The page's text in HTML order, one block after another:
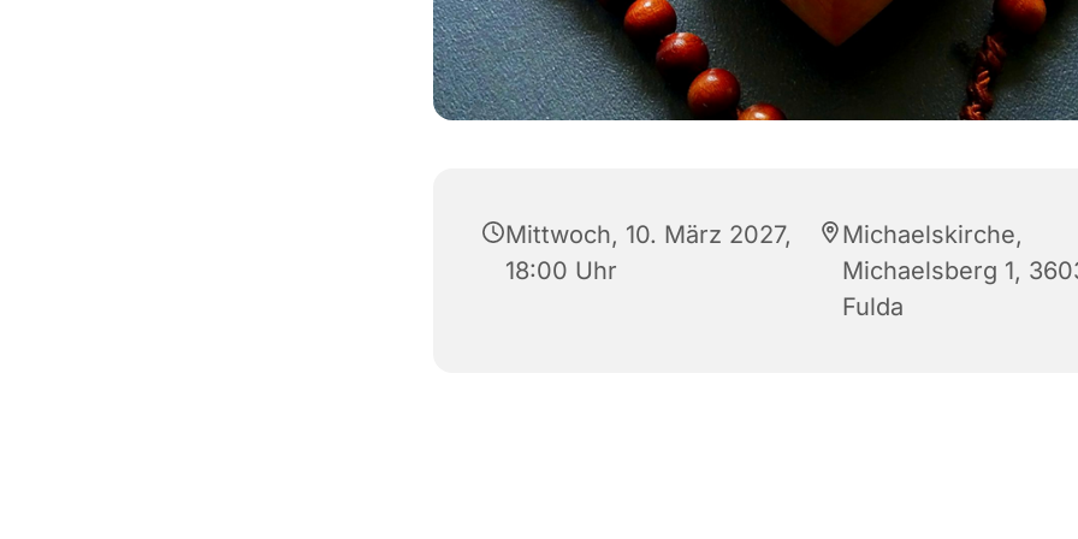
Mittwoch, 10. März 2027,
18:00 Uhr
Michaelskirche,
Michaelsberg 1,
Fulda